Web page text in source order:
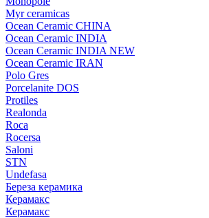
Myr ceramicas
Ocean Ceramic CHINA
Ocean Ceramic INDIA
Ocean Ceramic INDIA NEW
Ocean Ceramic IRAN
Polo Gres
Porcelanite DOS
Protiles
Realonda
Roca
Rocersa
Saloni
STN
Undefasa
Береза керамика
Керамакс
Керамакс